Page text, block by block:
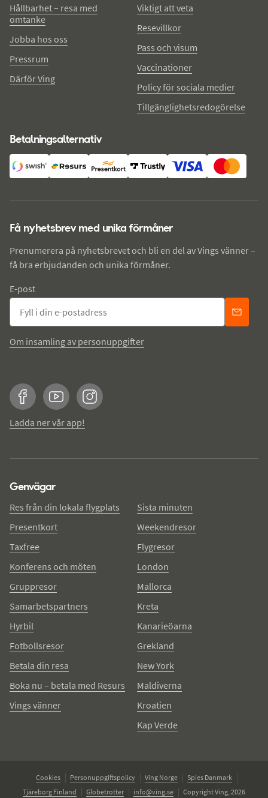
Hållbarhet – resa med
omtanke
Jobba hos oss
Pressrum
Därför Ving
Viktigt att veta
Resevillkor
Pass och visum
Vaccinationer
Policy för sociala medier
Tillgänglighetsredogörelse
Betalningsalternativ
Få nyhetsbrev med unika förmåner
Prenumerera på nyhetsbrevet och bli en del av Vings vänner –
få bra erbjudanden och unika förmåner.
E-post
Om insamling av personuppgifter
FacebookYouTubeInstagram
Ladda ner vår app!
Genvägar
Res från din lokala flygplats
Presentkort
Taxfree
Konferens och möten
Gruppresor
Samarbetspartners
Hyrbil
Fotbollsresor
Betala din resa
Boka nu – betala med Resurs
Vings vänner
Sista minuten
Weekendresor
Flygresor
London
Mallorca
Kreta
Kanarieöarna
Grekland
New York
Maldiverna
Kroatien
Kap Verde
Cookies Personuppgiftspolicy Ving Norge
Spies Danmark
Tjäreborg Finland
Globetrotter info@ving.se Copyright Ving, 2026